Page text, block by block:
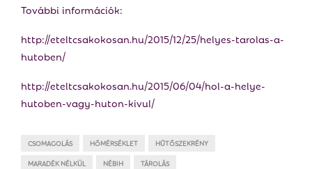
További információk:
http://eteltcsakokosan.hu/2015/12/25/helyes-tarolas-a-
hutoben/
http://eteltcsakokosan.hu/2015/06/04/hol-a-helye-
hutoben-vagy-huton-kivul/
CSOMAGOLÁS HŐMÉRSÉKLET
HŰTŐSZEKRÉNY
MARADÉK NÉLKÜL
NÉBIH TÁROLÁS